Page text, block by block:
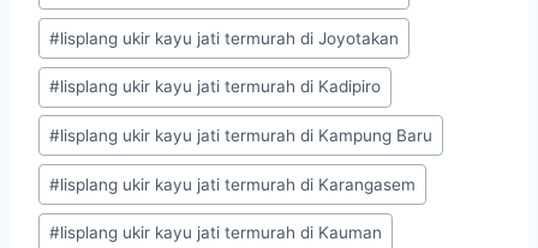
#lisplang ukir kayu jati termurah di Joyotakan
#lisplang ukir kayu jati termurah di Kadipiro
#lisplang ukir kayu jati termurah di Kampung Baru
#lisplang ukir kayu jati termurah di Karangasem
#lisplang ukir kayu jati termurah di Kauman